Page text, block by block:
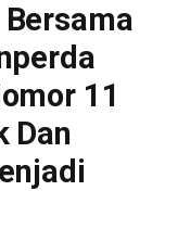
Bersama
11
Dan